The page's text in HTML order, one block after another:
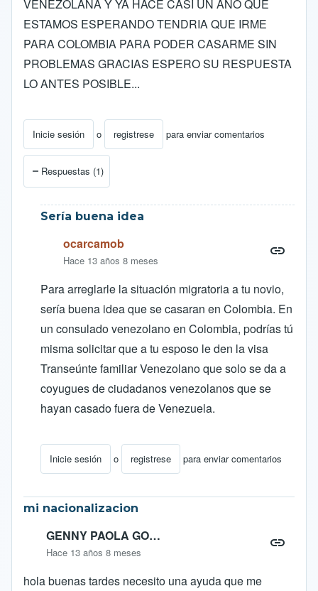
VENEZOLANA Y YA HACE CASI UN AÑO QUE
ESTAMOS ESPERANDO TENDRIA QUE IRME
PARA COLOMBIA PARA PODER CASARME SIN
PROBLEMAS GRACIAS ESPERO SU RESPUESTA
LO ANTES POSIBLE...
Inicie sesión o registrese para enviar comentarios
Respuestas (1)
Sería buena idea
ocarcamob
Hace 13 años 8 meses
Para arreglarle la situación migratoria a tu novio,
sería buena idea que se casaran en Colombia. En
un consulado venezolano en Colombia, podrías tú
misma solicitar que a tu esposo le den la visa
Transeúnte familiar Venezolano que solo se da a
coyugues de ciudadanos venezolanos que se
hayan casado fuera de Venezuela.
Inicie sesión o registrese para enviar comentarios
En respuesta a INFORMACION URGENTEpor
mi nacionalizacion
GENNY PAOLA GO…
Hace 13 años 8 meses
hola buenas tardes necesito una ayuda que me